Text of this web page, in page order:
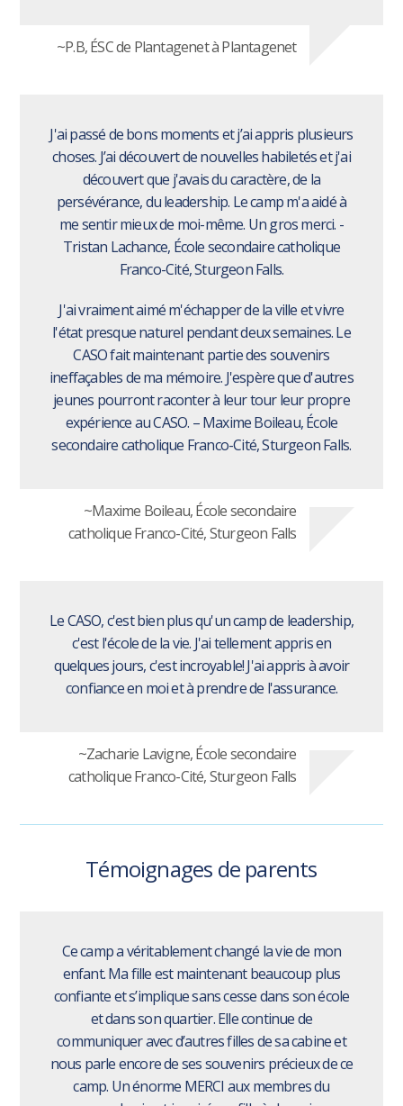
~P.B, ÉSC de Plantagenet à Plantagenet
J'ai passé de bons moments et j’ai appris plusieurs
choses. J’ai découvert de nouvelles habiletés et j'ai
découvert que j'avais du caractère, de la
persévérance, du leadership. Le camp m'a aidé à
me sentir mieux de moi-même. Un gros merci. -
Tristan Lachance, École secondaire catholique
Franco-Cité, Sturgeon Falls.
J'ai vraiment aimé m'échapper de la ville et vivre
l'état presque naturel pendant deux semaines. Le
CASO fait maintenant partie des souvenirs
ineffaçables de ma mémoire. J'espère que d'autres
jeunes pourront raconter à leur tour leur propre
expérience au CASO. – Maxime Boileau, École
secondaire catholique Franco-Cité, Sturgeon Falls.
~Maxime Boileau, École secondaire
catholique Franco-Cité, Sturgeon Falls
Le CASO, c'est bien plus qu'un camp de leadership,
c'est l'école de la vie. J'ai tellement appris en
quelques jours, c'est incroyable! J'ai appris à avoir
confiance en moi et à prendre de l'assurance.
~Zacharie Lavigne, École secondaire
catholique Franco-Cité, Sturgeon Falls
Témoignages de parents
Ce camp a véritablement changé la vie de mon
enfant. Ma fille est maintenant beaucoup plus
confiante et s’implique sans cesse dans son école
et dans son quartier. Elle continue de
communiquer avec d’autres filles de sa cabine et
nous parle encore de ses souvenirs précieux de ce
camp. Un énorme MERCI aux membres du